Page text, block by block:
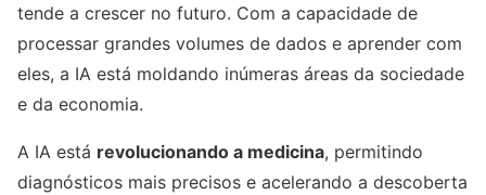
tende a crescer no futuro. Com a capacidade de
processar grandes volumes de dados e aprender com
eles, a IA está moldando inúmeras áreas da sociedade
e da economia.
A IA está revolucionando a medicina, permitindo
diagnósticos mais precisos e acelerando a descoberta